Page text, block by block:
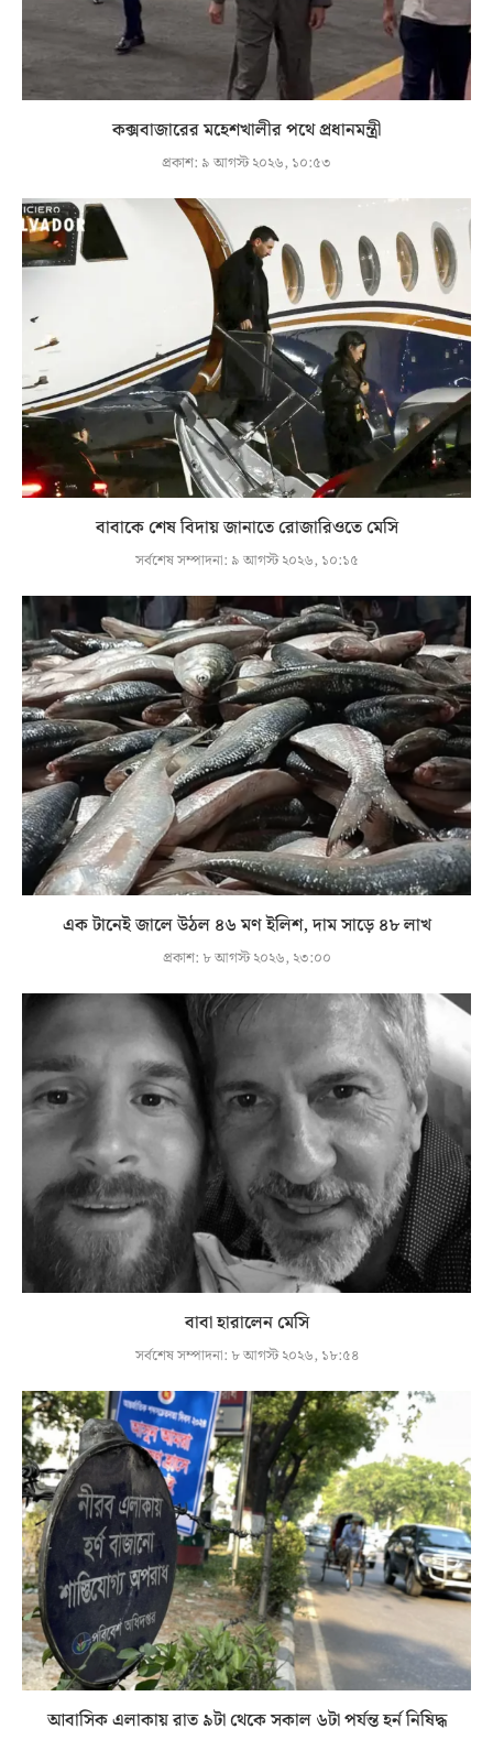
কক্সবাজারের মহেশখালীর পথে প্রধানমন্ত্রী
প্রকাশ: ৯ আগস্ট ২০২৬, ১০:৫৩
বাবাকে শেষ বিদায় জানাতে রোজারিওতে মেসি
সর্বশেষ সম্পাদনা: ৯ আগস্ট ২০২৬, ১০:১৫
এক টানেই জালে উঠল ৪৬ মণ ইলিশ, দাম সাড়ে ৪৮ লাখ
প্রকাশ: ৮ আগস্ট ২০২৬, ২৩:০০
বাবা হারালেন মেসি
সর্বশেষ সম্পাদনা: ৮ আগস্ট ২০২৬, ১৮:৫৪
আবাসিক এলাকায় রাত ৯টা থেকে সকাল ৬টা পর্যন্ত হর্ন নিষিদ্ধ